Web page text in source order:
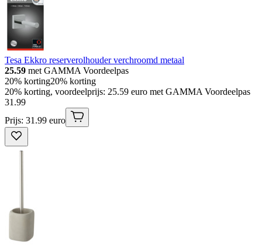
Tesa Ekkro reserverolhouder verchroomd metaal
25.59 met GAMMA Voordeelpas
20% korting20% korting
20% korting, voordeelprijs: 25.59 euro met GAMMA Voordeelpas
31 .99
Prijs: 31.99 euro